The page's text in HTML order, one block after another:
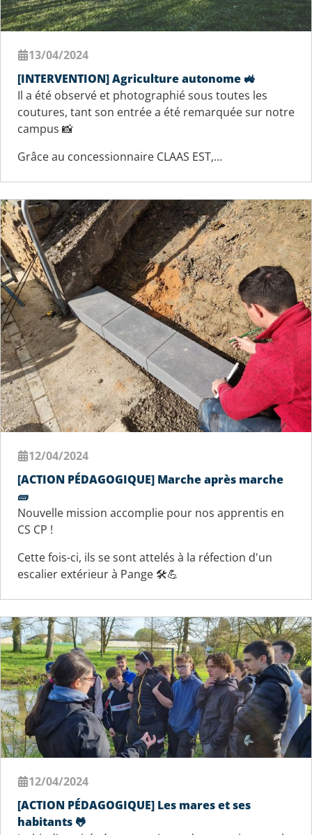
13/04/2024
[INTERVENTION] Agriculture autonome 🚜
Il a été observé et photographié sous toutes les
coutures, tant son entrée a été remarquée sur notre
campus 📸
Grâce au concessionnaire CLAAS EST,…
12/04/2024
[ACTION PÉDAGOGIQUE] Marche après marche
🧱
Nouvelle mission accomplie pour nos apprentis en
CS CP !
Cette fois-ci, ils se sont attelés à la réfection d'un
escalier extérieur à Pange 🛠️💪
12/04/2024
[ACTION PÉDAGOGIQUE] Les mares et ses
habitants 🐸